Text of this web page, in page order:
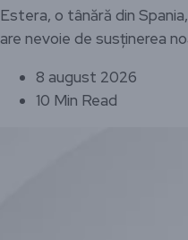
Estera, o tânără din
are nevoie de susținerea
8 august 2026
10 Min Read